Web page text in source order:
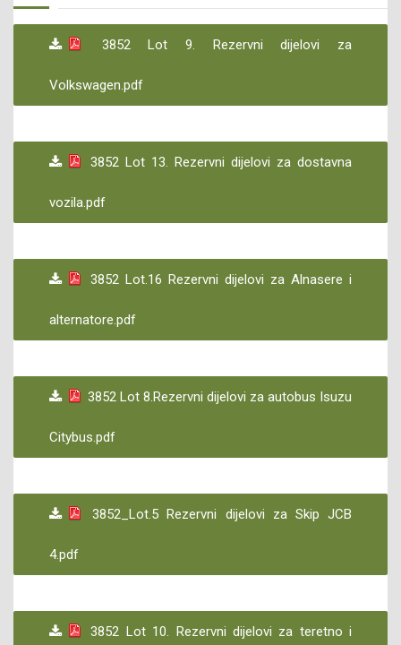
3852 Lot 9. Rezervni dijelovi za
Volkswagen.pdf
3852 Lot 13. Rezervni dijelovi za dostavna
vozila.pdf
3852 Lot.16 Rezervni dijelovi za Alnasere i
alternatore.pdf
3852 Lot 8.Rezervni dijelovi za autobus Isuzu
Citybus.pdf
3852_Lot.5 Rezervni dijelovi za Skip JCB
4.pdf
3852 Lot 10. Rezervni dijelovi za teretno i